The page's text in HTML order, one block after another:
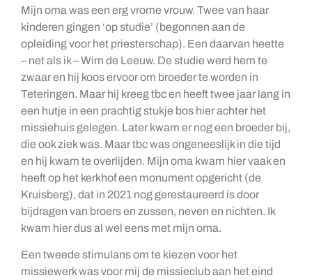
Mijn oma was een erg vrome vrouw. Twee van haar
kinderen gingen ‘op studie’ (begonnen aan de
opleiding voor het priesterschap). Een daarvan heette
– net als ik – Wim de Leeuw. De studie werd hem te
zwaar en hij koos ervoor om broeder te worden in
Teteringen. Maar hij kreeg tbc en heeft twee jaar lang in
een hutje in een prachtig stukje bos hier achter het
missiehuis gelegen. Later kwam er nog een broeder bij,
die ook ziek was. Maar tbc was ongeneeslijk in die tijd
en hij kwam te overlijden. Mijn oma kwam hier vaak en
heeft op het kerkhof een monument opgericht (de
Kruisberg), dat in 2021 nog gerestaureerd is door
bijdragen van broers en zussen, neven en nichten. Ik
kwam hier dus al wel eens met mijn oma.
Een tweede stimulans om te kiezen voor het
missiewerk was voor mij de missieclub aan het eind